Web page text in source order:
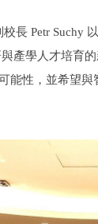
校長 Petr Suchy
產學人才培育
能性，並希望